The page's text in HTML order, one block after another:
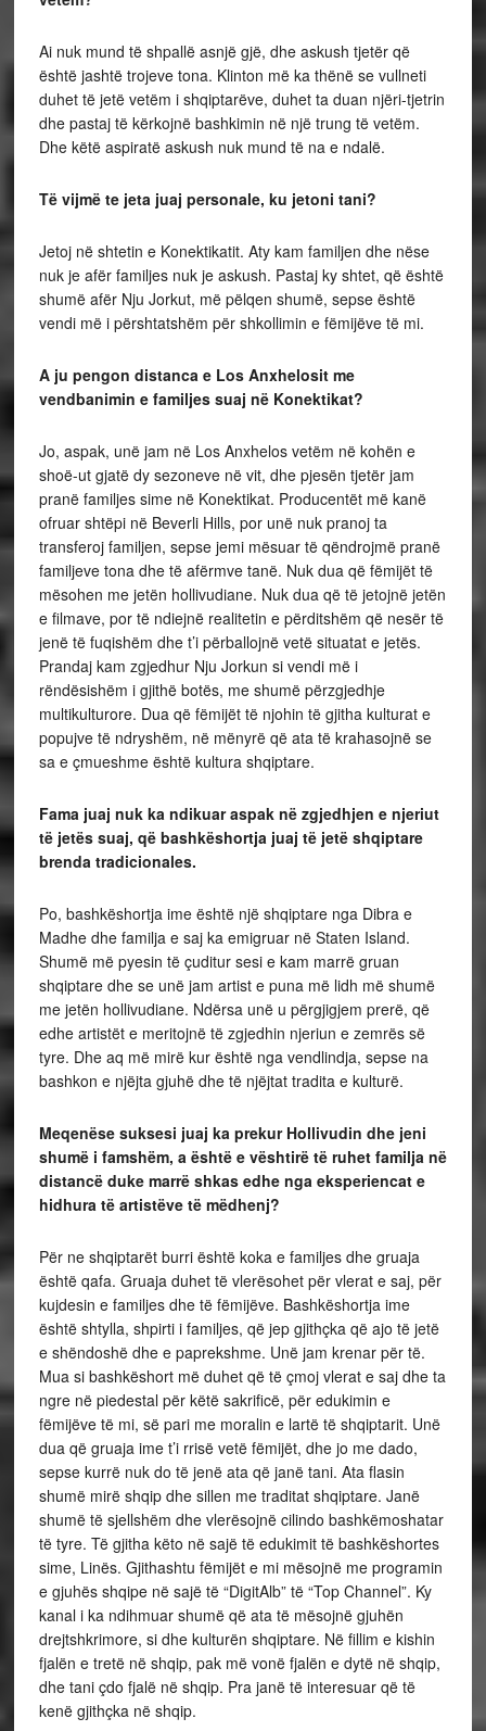
Ai nuk mund të shpallë asnjë gjë, dhe askush tjetër që
është jashtë trojeve tona. Klinton më ka thënë se vullneti
duhet të jetë vetëm i shqiptarëve, duhet ta duan njëri-tjetrin
dhe pastaj të kërkojnë bashkimin në një trung të vetëm.
Dhe këtë aspiratë askush nuk mund të na e ndalë.
Të vijmë te jeta juaj personale, ku jetoni tani?
Jetoj në shtetin e Konektikatit. Aty kam familjen dhe nëse
nuk je afër familjes nuk je askush. Pastaj ky shtet, që është
shumë afër Nju Jorkut, më pëlqen shumë, sepse është
vendi më i përshtatshëm për shkollimin e fëmijëve të mi.
A ju pengon distanca e Los Anxhelosit me
vendbanimin e familjes suaj në Konektikat?
Jo, aspak, unë jam në Los Anxhelos vetëm në kohën e
shoë-ut gjatë dy sezoneve në vit, dhe pjesën tjetër jam
pranë familjes sime në Konektikat. Producentët më kanë
ofruar shtëpi në Beverli Hills, por unë nuk pranoj ta
transferoj familjen, sepse jemi mësuar të qëndrojmë pranë
familjeve tona dhe të afërmve tanë. Nuk dua që fëmijët të
mësohen me jetën hollivudiane. Nuk dua që të jetojnë jetën
e filmave, por të ndiejnë realitetin e përditshëm që nesër të
jenë të fuqishëm dhe t’i përballojnë vetë situatat e jetës.
Prandaj kam zgjedhur Nju Jorkun si vendi më i
rëndësishëm i gjithë botës, me shumë përzgjedhje
multikulturore. Dua që fëmijët të njohin të gjitha kulturat e
popujve të ndryshëm, në mënyrë që ata të krahasojnë se
sa e çmueshme është kultura shqiptare.
Fama juaj nuk ka ndikuar aspak në zgjedhjen e njeriut
të jetës suaj, që bashkëshortja juaj të jetë shqiptare
brenda tradicionales.
Po, bashkëshortja ime është një shqiptare nga Dibra e
Madhe dhe familja e saj ka emigruar në Staten Island.
Shumë më pyesin të çuditur sesi e kam marrë gruan
shqiptare dhe se unë jam artist e puna më lidh më shumë
me jetën hollivudiane. Ndërsa unë u përgjigjem prerë, që
edhe artistët e meritojnë të zgjedhin njeriun e zemrës së
tyre. Dhe aq më mirë kur është nga vendlindja, sepse na
bashkon e njëjta gjuhë dhe të njëjtat tradita e kulturë.
Meqenëse suksesi juaj ka prekur Hollivudin dhe jeni
shumë i famshëm, a është e vështirë të ruhet familja në
distancë duke marrë shkas edhe nga eksperiencat e
hidhura të artistëve të mëdhenj?
Për ne shqiptarët burri është koka e familjes dhe gruaja
është qafa. Gruaja duhet të vlerësohet për vlerat e saj, për
kujdesin e familjes dhe të fëmijëve. Bashkëshortja ime
është shtylla, shpirti i familjes, që jep gjithçka që ajo të jetë
e shëndoshë dhe e paprekshme. Unë jam krenar për të.
Mua si bashkëshort më duhet që të çmoj vlerat e saj dhe ta
ngre në piedestal për këtë sakrificë, për edukimin e
fëmijëve të mi, së pari me moralin e lartë të shqiptarit. Unë
dua që gruaja ime t’i rrisë vetë fëmijët, dhe jo me dado,
sepse kurrë nuk do të jenë ata që janë tani. Ata flasin
shumë mirë shqip dhe sillen me traditat shqiptare. Janë
shumë të sjellshëm dhe vlerësojnë cilindo bashkëmoshatar
të tyre. Të gjitha këto në sajë të edukimit të bashkëshortes
sime, Linës. Gjithashtu fëmijët e mi mësojnë me programin
e gjuhës shqipe në sajë të “DigitAlb” të “Top Channel”. Ky
kanal i ka ndihmuar shumë që ata të mësojnë gjuhën
drejtshkrimore, si dhe kulturën shqiptare. Në fillim e kishin
fjalën e tretë në shqip, pak më vonë fjalën e dytë në shqip,
dhe tani çdo fjalë në shqip. Pra janë të interesuar që të
kenë gjithçka në shqip.